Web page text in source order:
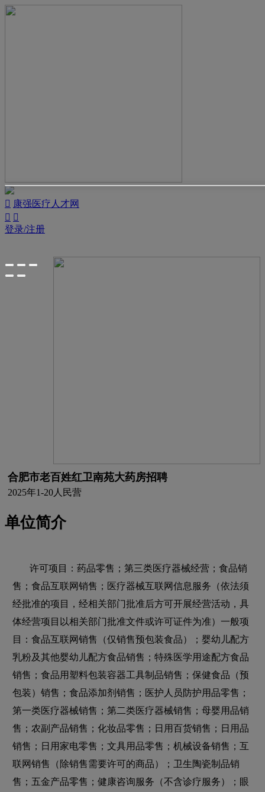
 康强医疗人才网
 
登录/注册
合肥市老百姓红卫南苑大药房招聘
2025年1-20人 民营
单位简介
许可项目：药品零售；第三类医疗器械经营；食品销
售；食品互联网销售；医疗器械互联网信息服务（依法须
经批准的项目，经相关部门批准后方可开展经营活动，具
体经营项目以相关部门批准文件或许可证件为准）一般项
目：食品互联网销售（仅销售预包装食品）；婴幼儿配方
乳粉及其他婴幼儿配方食品销售；特殊医学用途配方食品
销售；食品用塑料包装容器工具制品销售；保健食品（预
包装）销售；食品添加剂销售；医护人员防护用品零售；
第一类医疗器械销售；第二类医疗器械销售；母婴用品销
售；农副产品销售；化妆品零售；日用百货销售；日用品
销售；日用家电零售；文具用品零售；机械设备销售；互
联网销售（除销售需要许可的商品）；卫生陶瓷制品销
售；五金产品零售；健康咨询服务（不含诊疗服务）；眼